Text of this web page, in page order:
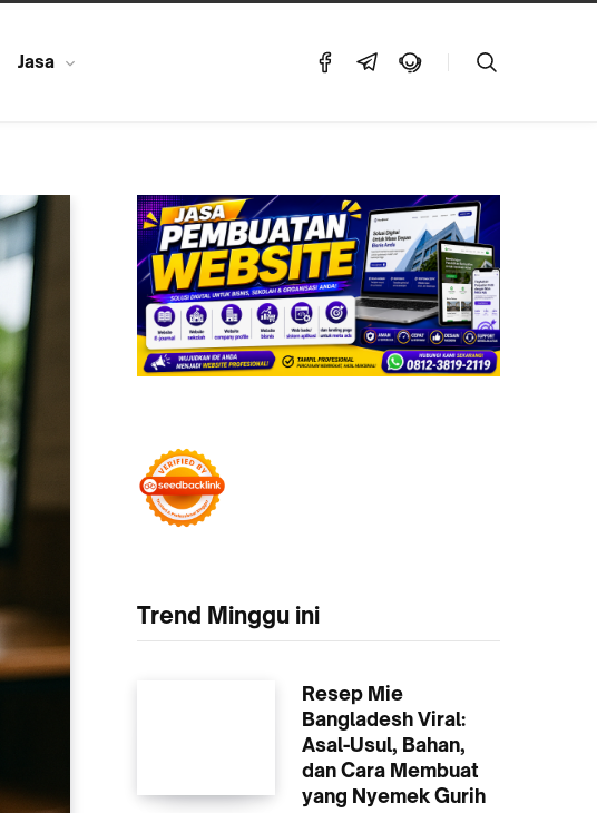
Jasa
Trend Minggu ini
Resep Mie
Bangladesh Viral:
Asal-Usul, Bahan,
dan Cara Membuat
yang Nyemek Gurih